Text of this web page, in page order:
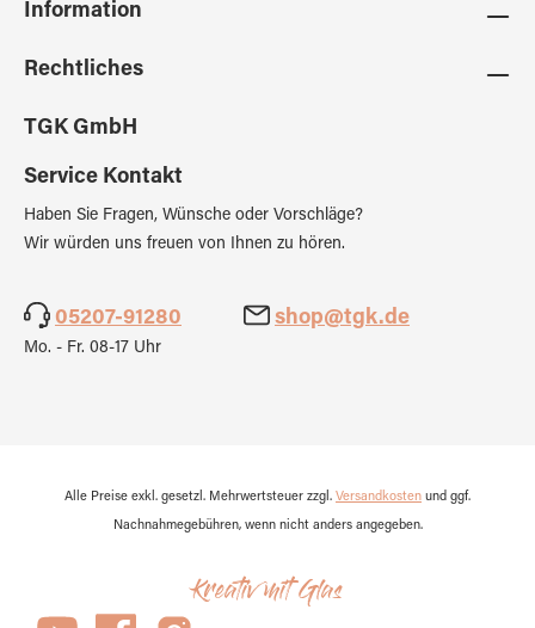
Information
Rechtliches
TGK GmbH
Service Kontakt
Haben Sie Fragen, Wünsche oder Vorschläge?
Wir würden uns freuen von Ihnen zu hören.
05207-91280 shop@tgk.de
Mo. - Fr. 08-17 Uhr
Alle Preise exkl. gesetzl. Mehrwertsteuer zzgl. Versandkosten und ggf.
Nachnahmegebühren, wenn nicht anders angegeben.
Kreativ mit Glas